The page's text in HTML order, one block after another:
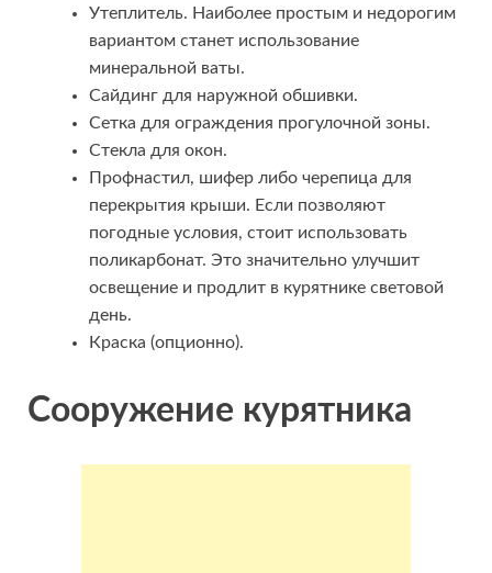
Утеплитель. Наиболее простым и недорогим
вариантом станет использование
минеральной ваты.
Сайдинг для наружной обшивки.
Сетка для ограждения прогулочной зоны.
Стекла для окон.
Профнастил, шифер либо черепица для
перекрытия крыши. Если позволяют
погодные условия, стоит использовать
поликарбонат. Это значительно улучшит
освещение и продлит в курятнике световой
день.
Краска (опционно).
Сооружение курятника